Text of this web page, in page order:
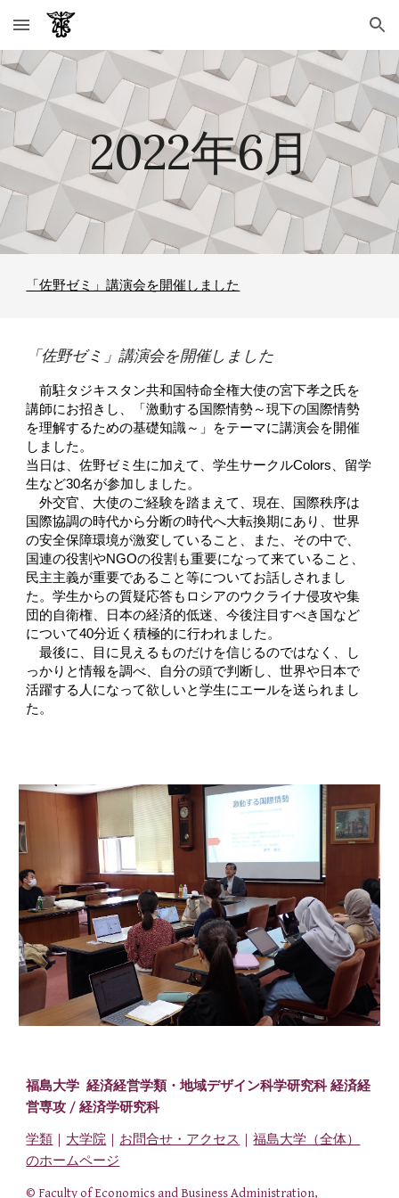
Skip to main content Skip to navigation
2022年6月
「佐野ゼミ」講演会を開催しました
「佐野ゼミ」講演会を開催しました
前駐タジキスタン共和国特命全権大使の宮下孝之氏を
講師にお招きし、「激動する国際情勢～現下の国際情勢
を理解するための基礎知識～」をテーマに講演会を開催
しました。
当日は、佐野ゼミ生に加えて、学生サークルColors、留学
生など30名が参加しました。
外交官、大使のご経験を踏まえて、現在、国際秩序は
国際協調の時代から分断の時代へ大転換期にあり、世界
の安全保障環境が激変していること、また、その中で、
国連の役割やNGOの役割も重要になって来ていること、
民主主義が重要であること等についてお話しされまし
た。学生からの質疑応答もロシアのウクライナ侵攻や集
団的自衛権、日本の経済的低迷、今後注目すべき国など
について40分近く積極的に行われました。
最後に、目に見えるものだけを信じるのではなく、し
っかりと情報を調べ、自分の頭で判断し、世界や日本で
活躍する人になって欲しいと学生にエールを送られまし
た。
福島大学 経済経営学類・地域デザイン科学研究科 経済経
営専攻 / 経済学研究科
学類 大学院 お問合せ・アクセス ｜福島大学（全体）
のホームページ
© Faculty of Economics and Business Administration,